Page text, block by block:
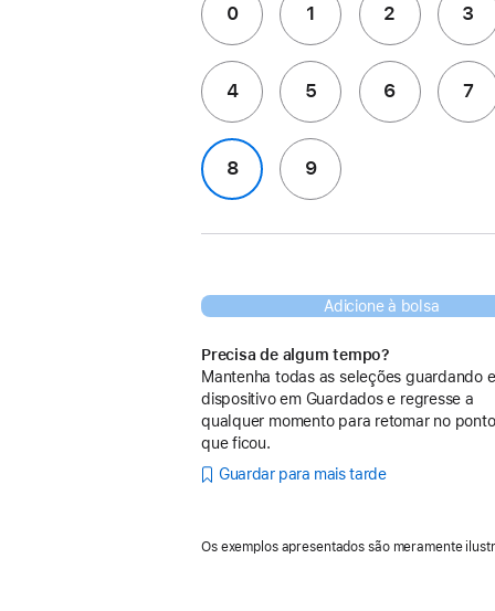
0 1 2 3
4 5 6 7
8 9
Adicione à bolsa
Precisa de algum tempo?
Mantenha todas as seleções guardando
dispositivo em Guardados e regresse a
qualquer momento para retomar no
que ficou.
Guardar para mais tarde
Os exemplos apresentados são meramente